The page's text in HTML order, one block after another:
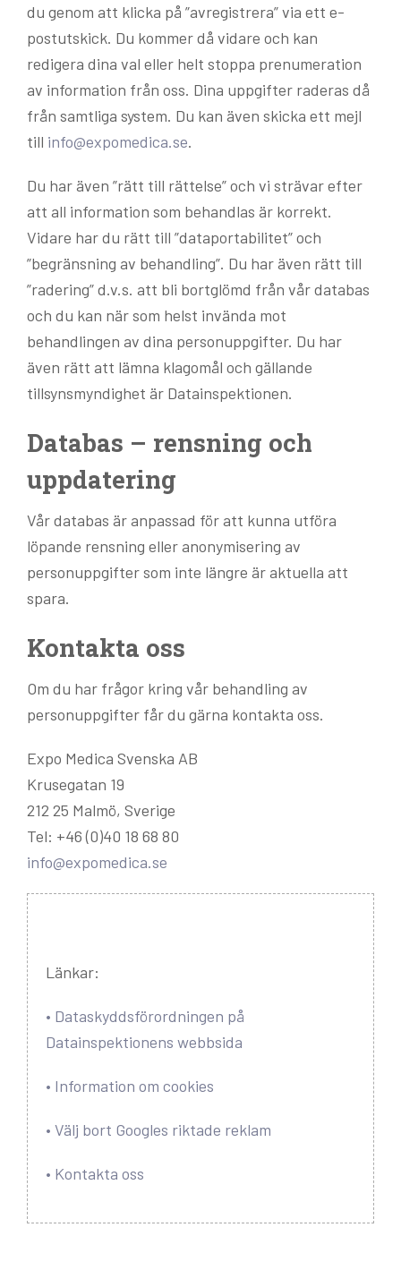
du genom att klicka på ”avregistrera” via ett e-
postutskick. Du kommer då vidare och kan
redigera dina val eller helt stoppa prenumeration
av information från oss. Dina uppgifter raderas då
från samtliga system. Du kan även skicka ett mejl
till info@expomedica.se.
Du har även ”rätt till rättelse” och vi strävar efter
att all information som behandlas är korrekt.
Vidare har du rätt till ”dataportabilitet” och
”begränsning av behandling”. Du har även rätt till
”radering” d.v.s. att bli bortglömd från vår databas
och du kan när som helst invända mot
behandlingen av dina personuppgifter. Du har
även rätt att lämna klagomål och gällande
tillsynsmyndighet är Datainspektionen.
Databas – rensning och
uppdatering
Vår databas är anpassad för att kunna utföra
löpande rensning eller anonymisering av
personuppgifter som inte längre är aktuella att
spara.
Kontakta oss
Om du har frågor kring vår behandling av
personuppgifter får du gärna kontakta oss.
Expo Medica Svenska AB
Krusegatan 19
212 25 Malmö, Sverige
Tel: +46 (0)40 18 68 80
info@expomedica.se
Länkar:
• Dataskyddsförordningen på
Datainspektionens webbsida
• Information om cookies
• Välj bort Googles riktade reklam
• Kontakta oss